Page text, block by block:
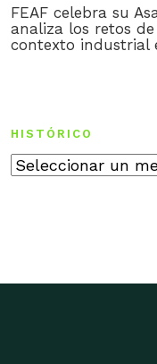
FEAF celebra su
analiza los retos
contexto industrial
HISTÓRICO
Histórico